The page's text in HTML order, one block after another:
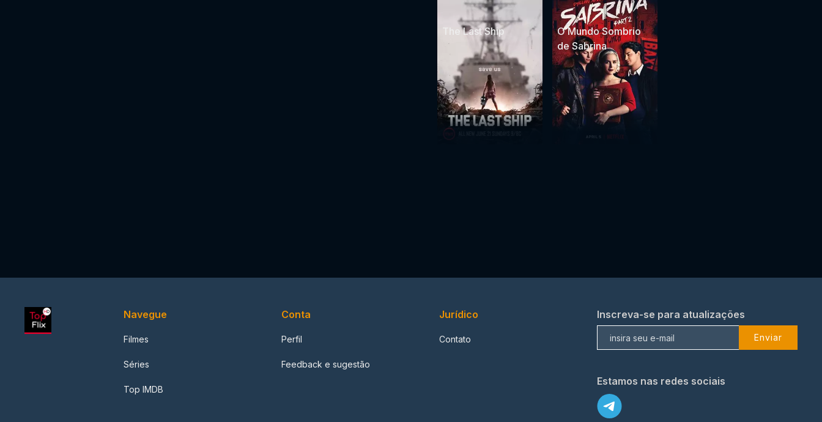
The Last Ship O Mundo Sombrio
de Sabrina
Navegue
Filmes
Séries
Top IMDB
Conta
Perfil
Feedback e sugestão
Jurídico
Contato
Inscreva-se para atualizações
Enviar
Estamos nas redes sociais